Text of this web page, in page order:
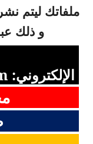
ملفاتك ليتم
و ذلك
الإلكتروني: